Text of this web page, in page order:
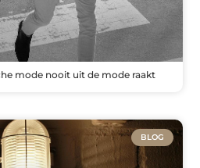
mode nooit uit de mode raakt
BLOG